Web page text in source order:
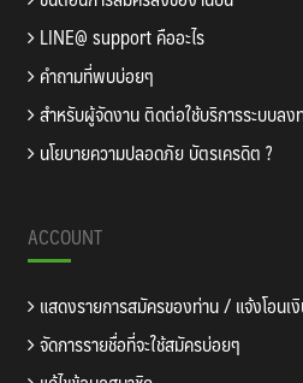
LINE@ support คืออะไร
คำถามที่พบบ่อยๆ
สำหรับผู้จัดงาน ติดต่อใช้บริการระบบลง
นโยบายความปลอดภัย บัตรเครดิต ?
ACCOUNT
แสดงรายการสมัครของท่าน / แจ้งโอนเ
จัดการรายชื่อที่จะใช้สมัครบ่อยๆ